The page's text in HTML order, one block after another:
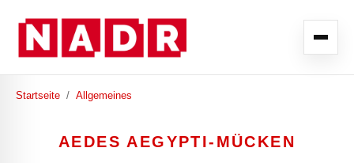
Startseite / Allgemeines
AEDES AEGYPTI-MÜCKEN